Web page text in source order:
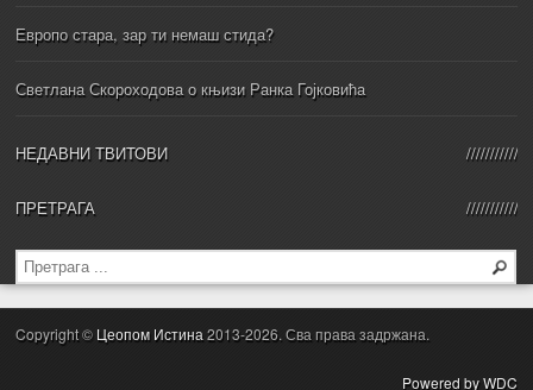
Европо стара, зар ти немаш стида?
Светлана Скороходова о књизи Ранка Гојковића
НЕДАВНИ ТВИТОВИ
ПРЕТРАГА
Copyright © Цеопом Истина2013-2026. Сва права задржана.
Powered by WDC